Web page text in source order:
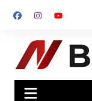
para
conteúdo